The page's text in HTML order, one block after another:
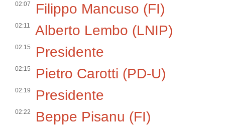
02:07 Filippo Mancuso (FI)
02:11 Alberto Lembo (LNIP)
02:15 Presidente
02:15 Pietro Carotti (PD-U)
02:19 Presidente
02:22
Beppe Pisanu (FI)